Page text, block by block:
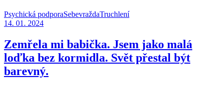
Psychická podporaSebevraždaTruchlení
14. 01. 2024
Zemřela mi babička. Jsem jako malá
loďka bez kormidla. Svět přestal být
barevný.